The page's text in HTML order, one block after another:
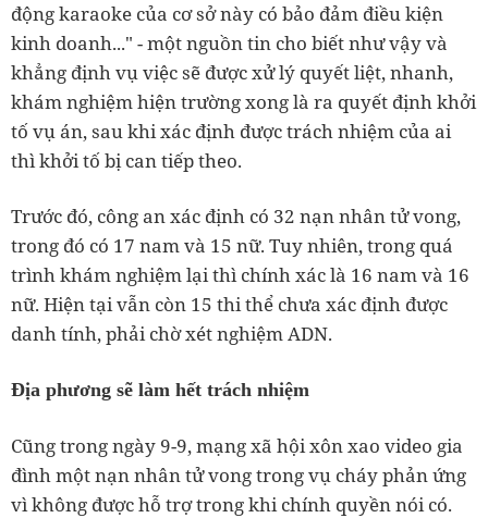
động karaoke của cơ sở này có bảo đảm điều kiện
kinh doanh..." - một nguồn tin cho biết như vậy và
khẳng định vụ việc sẽ được xử lý quyết liệt, nhanh,
khám nghiệm hiện trường xong là ra quyết định khởi
tố vụ án, sau khi xác định được trách nhiệm của ai
thì khởi tố bị can tiếp theo.
Trước đó, công an xác định có 32 nạn nhân tử vong,
trong đó có 17 nam và 15 nữ. Tuy nhiên, trong quá
trình khám nghiệm lại thì chính xác là 16 nam và 16
nữ. Hiện tại vẫn còn 15 thi thể chưa xác định được
danh tính, phải chờ xét nghiệm ADN.
Địa phương sẽ làm hết trách nhiệm
Cũng trong ngày 9-9, mạng xã hội xôn xao video gia
đình một nạn nhân tử vong trong vụ cháy phản ứng
vì không được hỗ trợ trong khi chính quyền nói có.